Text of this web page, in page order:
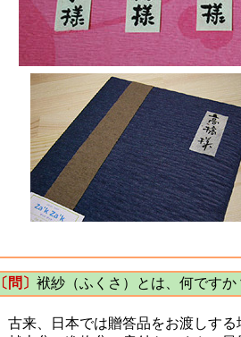
〔問〕 袱紗（ふくさ）とは、何ですか
古来、日本では贈答品をお渡しす